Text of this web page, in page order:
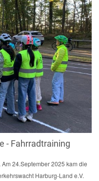
- Fahrradtraining
24.September 2025 kam die
Harburg-Land e.V.